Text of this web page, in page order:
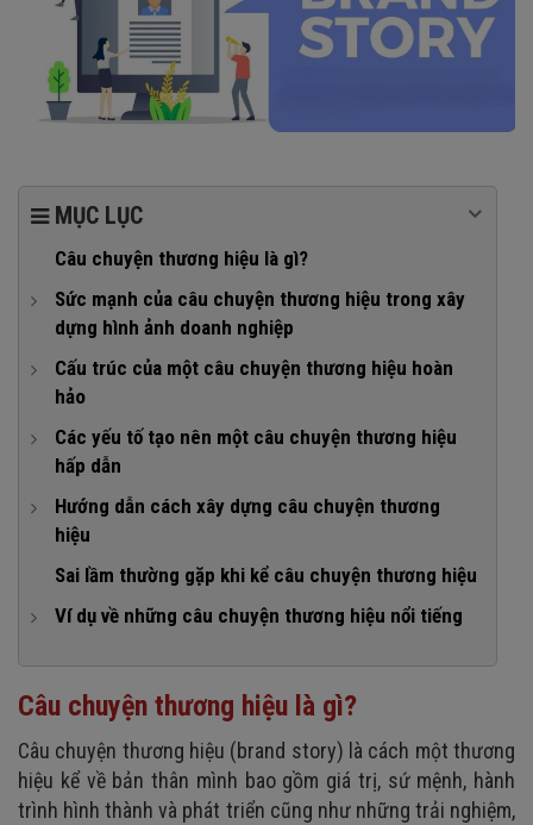
MỤC LỤC
Câu chuyện thương hiệu là gì?
Sức mạnh của câu chuyện thương hiệu trong xây
dựng hình ảnh doanh nghiệp
1. Tạo kết nối cảm xúc với khách hàng
2. Tăng khả năng ghi nhớ và nhận diện
3. Khẳng định bản sắc và giá trị cốt lõi
4. Xây dựng niềm tin và lòng trung thành
5. Cung cấp thông tin giá trị và lâu dài
Cấu trúc của một câu chuyện thương hiệu hoàn
hảo
1. Nhân vật chính
2. Bối cảnh
3. Xung đột hoặc thử thách
4. Giải pháp và giá trị
5. Kết thúc mở
Các yếu tố tạo nên một câu chuyện thương hiệu
hấp dẫn
1. Tính chân thật
2. Tính cảm xúc
3. Tính nhất quán
4. Tính khác biệt
Hướng dẫn cách xây dựng câu chuyện thương
hiệu
Bước 1: Khám phá lý do tồn tại
Bước 2: Xác định khách hàng mục tiêu & nỗi đau
Bước 5: Thử nghiệm và cải tiến
Sai lầm thường gặp khi kể câu chuyện thương hiệu
Ví dụ về những câu chuyện thương hiệu nổi tiếng
2. Câu chuyện thương hiệu Coca Cola
4. Câu chuyện thương hiệu Bitis​
5. Câu chuyện thương hiệu của Trung Nguyên​
Câu chuyện thương hiệu là gì?
Câu chuyện thương hiệu (brand story) là cách một thương
hiệu kể về bản thân mình bao gồm giá trị, sứ mệnh, hành
trình hình thành và phát triển cũng như những trải nghiệm,